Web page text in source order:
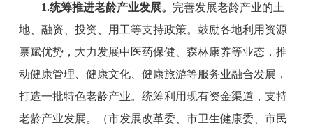
1.统筹推进老龄产业发展。 完善发展老龄产业的土
地、融资、投资、用工等支持政策。鼓励各地利用资源
禀赋优势，大力发展中医药保健、森林康养等业态，推
动健康管理、健康文化、健康旅游等服务业融合发展，
打造一批特色老龄产业。统筹利用现有资金渠道，支持
老龄产业发展。
（市发展改革委、 市卫生健康委、 市民